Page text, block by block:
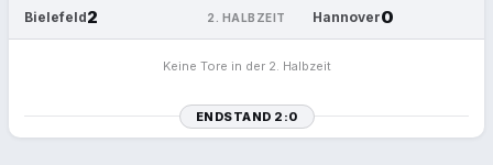
Bielefeld2 2. HALBZEIT 0
Hannover
Keine Tore in der 2. Halbzeit
ENDSTAND 2:0